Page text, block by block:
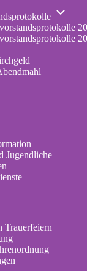
Jugendliche
Trauerfeiern